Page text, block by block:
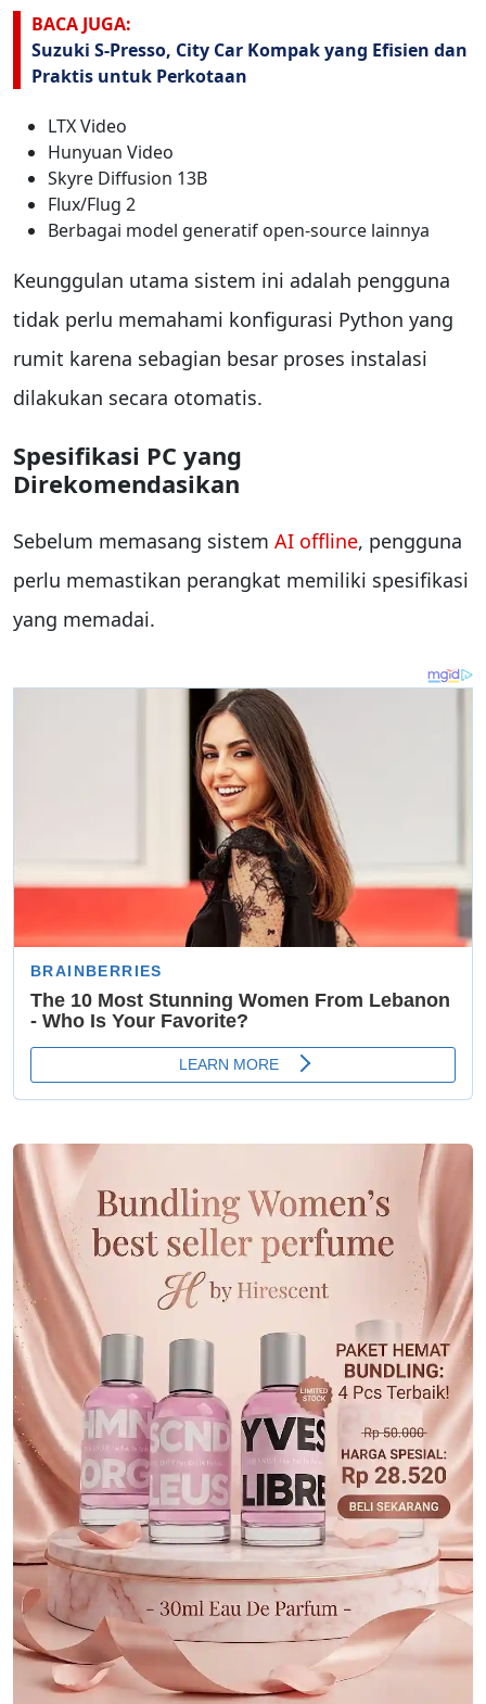
BACA JUGA:
Suzuki S-Presso, City Car Kompak yang Efisien dan
Praktis untuk Perkotaan
LTX Video
Hunyuan Video
Skyre Diffusion 13B
Flux/Flug 2
Berbagai model generatif open-source lainnya
Keunggulan utama sistem ini adalah pengguna
tidak perlu memahami konfigurasi Python yang
rumit karena sebagian besar proses instalasi
dilakukan secara otomatis.
Spesifikasi PC yang
Direkomendasikan
Sebelum memasang sistem AI offline, pengguna
perlu memastikan perangkat memiliki spesifikasi
yang memadai.